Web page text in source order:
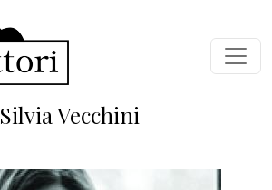
Silvia Vecchini